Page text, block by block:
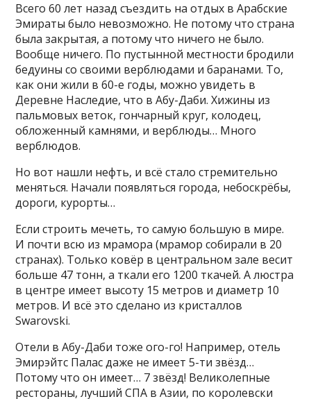
Всего 60 лет назад съездить на отдых в Арабские
Эмираты было невозможно. Не потому что страна
была закрытая, а потому что ничего не было.
Вообще ничего. По пустынной местности бродили
бедуины со своими верблюдами и баранами. То,
как они жили в 60-е годы, можно увидеть в
Деревне Наследие, что в Абу-Даби. Хижины из
пальмовых веток, гончарный круг, колодец,
обложенный камнями, и верблюды… Много
верблюдов.
Но вот нашли нефть, и всё стало стремительно
меняться. Начали появляться города, небоскрёбы,
дороги, курорты…
Если строить мечеть, то самую большую в мире.
И почти всю из мрамора (мрамор собирали в 20
странах). Только ковёр в центральном зале весит
больше 47 тонн, а ткали его 1200 ткачей. А люстра
в центре имеет высоту 15 метров и диаметр 10
метров. И всё это сделано из кристаллов
Swarovski.
Отели в Абу-Даби тоже ого-го! Например, отель
Эмирэйтс Палас даже не имеет 5-ти звёзд…
Потому что он имеет… 7 звёзд! Великолепные
рестораны, лучший СПА в Азии, по королевски